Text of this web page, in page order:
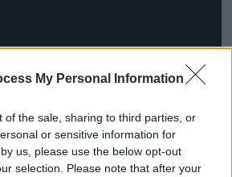
My Personal Information
of the sale, sharing to third parties, or
or sensitive information for
us, please use the below opt-out
selection. Please note that after your